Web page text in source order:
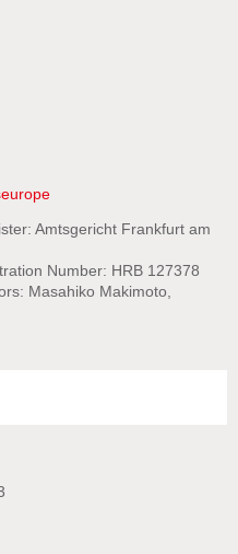
Amtsgericht Frankfurt am
Number: HRB 127378
Masahiko Makimoto,